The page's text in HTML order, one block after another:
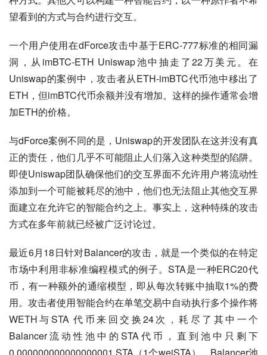
望看到的方式与合约进行交互。
一个用户使用在dForce攻击中基于ERC-777标准的相同漏
洞，从imBTC-ETH Uniswap池中抽走了22万美元。在
Uniswap的案例中，攻击者从ETH-imBTC代币池中移出了
ETH，但imBTC代币余额并没有增加。这样的操作通常会增
加ETH的价格。
与dForce案例不同的是，Uniswap的开发团队在这并没有真
正的责任，他们几乎不可能阻止人们落入这种类型的陷阱。
即使Uniswap团队确保他们的交互界面不允许用户将流动性
添加到一个可能被耗尽的池中，他们也无法阻止其他交互界
面建立在允许它的智能合约之上。事实上，这种特殊的攻击
方式在多年前就已经被广泛讨论过。
最近6月18日针对Balancer的攻击，就是一个类似的在特定
市场中利用非标准编程模式的例子。STA是一种ERC20代
币，有一种额外的通缩模型，即从每次转账中抽取1%的费
用。攻击者使用智能合约在单笔交易中自动执行多个操作将
WETH与STA 代币来回交换24次，耗尽了其中一个
Balancer流动性池中的STA代币，直到池中只剩下